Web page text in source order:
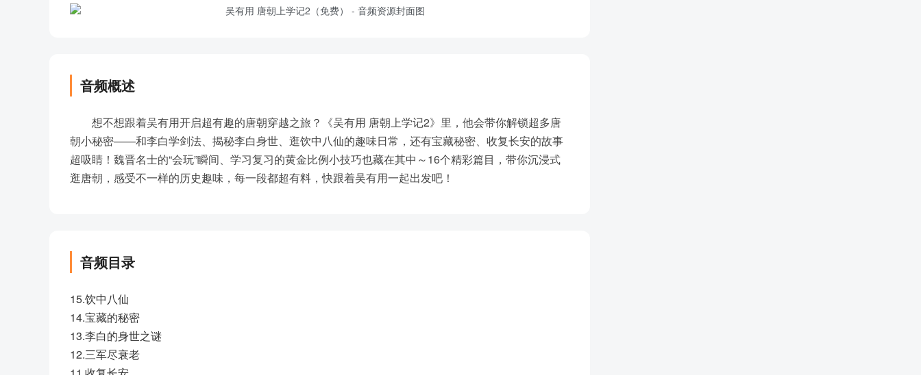
音频概述
想不想跟着吴有用开启超有趣的唐朝穿越之旅？《吴有用 唐朝上学记2》里，他会带你解锁超多唐
朝小秘密——和李白学剑法、揭秘李白身世、逛饮中八仙的趣味日常，还有宝藏秘密、收复长安的故事
超吸睛！魏晋名士的“会玩”瞬间、学习复习的黄金比例小技巧也藏在其中～16个精彩篇目，带你沉浸式
逛唐朝，感受不一样的历史趣味，每一段都超有料，快跟着吴有用一起出发吧！
音频目录
15.饮中八仙
14.宝藏的秘密
13.李白的身世之谜
12.三军尽衰老